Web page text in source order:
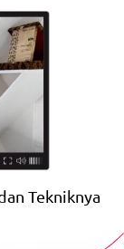
Tekniknya